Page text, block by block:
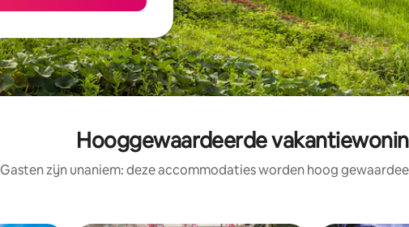
Hooggewaardeerde
Gasten zijn unaniem: deze accommodaties worden hoog